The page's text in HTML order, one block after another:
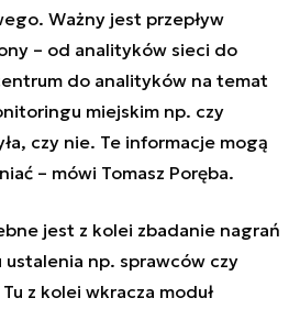
Ważny jest przepływ
– od analityków sieci do
do analityków na temat
miejskim np. czy
czy nie. Te informacje mogą
– mówi Tomasz Poręba.
jest z kolei zbadanie nagrań
np. sprawców czy
z kolei wkracza moduł